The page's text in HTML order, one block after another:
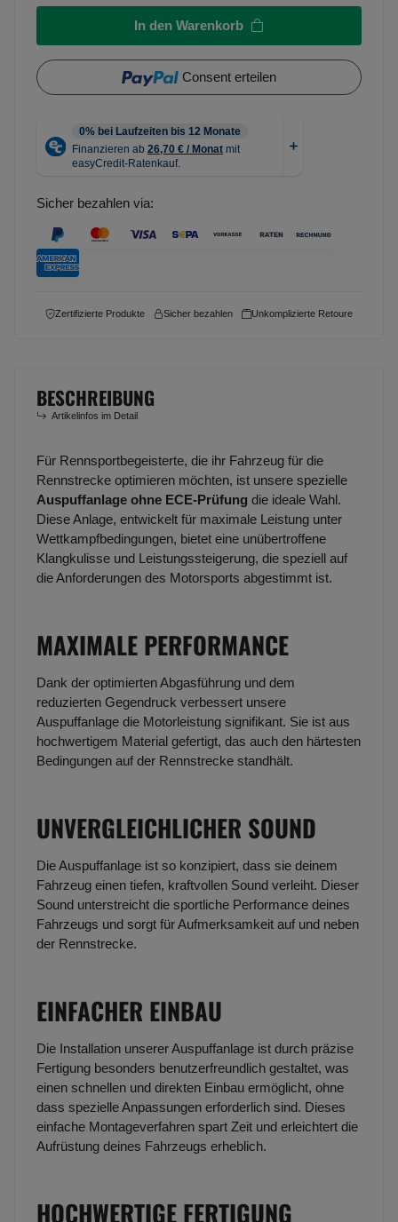
In den Warenkorb
Consent erteilen
Sicher bezahlen via:
Zertifizierte Produkte Sicher bezahlen Unkomplizierte Retoure
BESCHREIBUNG
Artikelinfos im Detail
Für Rennsportbegeisterte, die ihr Fahrzeug für die
Rennstrecke optimieren möchten, ist unsere spezielle
Auspuffanlage ohne ECE-Prüfung die ideale Wahl.
Diese Anlage, entwickelt für maximale Leistung unter
Wettkampfbedingungen, bietet eine unübertroffene
Klangkulisse und Leistungssteigerung, die speziell auf
die Anforderungen des Motorsports abgestimmt ist.
MAXIMALE PERFORMANCE
Dank der optimierten Abgasführung und dem
reduzierten Gegendruck verbessert unsere
Auspuffanlage die Motorleistung signifikant. Sie ist aus
hochwertigem Material gefertigt, das auch den härtesten
Bedingungen auf der Rennstrecke standhält.
UNVERGLEICHLICHER SOUND
Die Auspuffanlage ist so konzipiert, dass sie deinem
Fahrzeug einen tiefen, kraftvollen Sound verleiht. Dieser
Sound unterstreicht die sportliche Performance deines
Fahrzeugs und sorgt für Aufmerksamkeit auf und neben
der Rennstrecke.
EINFACHER EINBAU
Die Installation unserer Auspuffanlage ist durch präzise
Fertigung besonders benutzerfreundlich gestaltet, was
einen schnellen und direkten Einbau ermöglicht, ohne
dass spezielle Anpassungen erforderlich sind. Dieses
einfache Montageverfahren spart Zeit und erleichtert die
Aufrüstung deines Fahrzeugs erheblich.
HOCHWERTIGE FERTIGUNG